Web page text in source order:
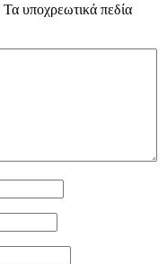
Τα υποχρεωτικά πεδία